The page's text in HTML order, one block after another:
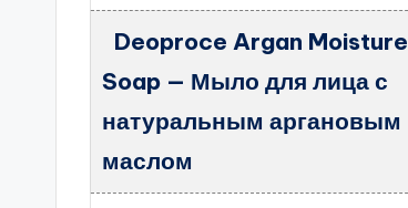
Deoproce Argan Moisture
Soap — Мыло для лица с
натуральным аргановым
маслом